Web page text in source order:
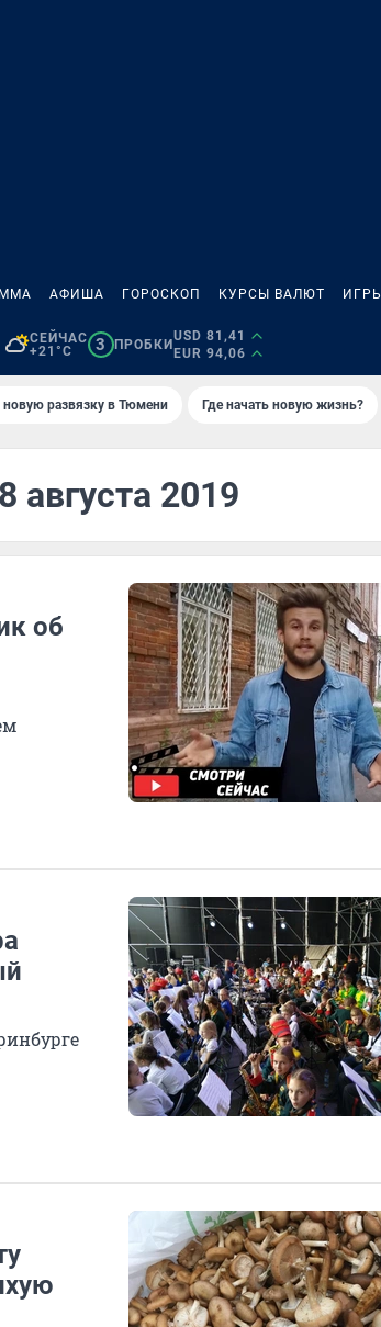
АФИША ГОРОСКОП КУРСЫ ВАЛЮТ ИГРЫ
СЕЙЧАС
+21°C
3 ПРОБКИ
USD 81,41
EUR 94,06
развязку в Тюмени Где начать новую жизнь?
августа 2019
об